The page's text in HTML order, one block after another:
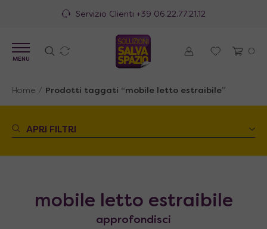
Servizio Clienti +39 06.22.77.21.12
0
MENU
Home / Prodotti taggati “mobile letto estraibile”
APRI FILTRI
mobile letto estraibile
approfondisci